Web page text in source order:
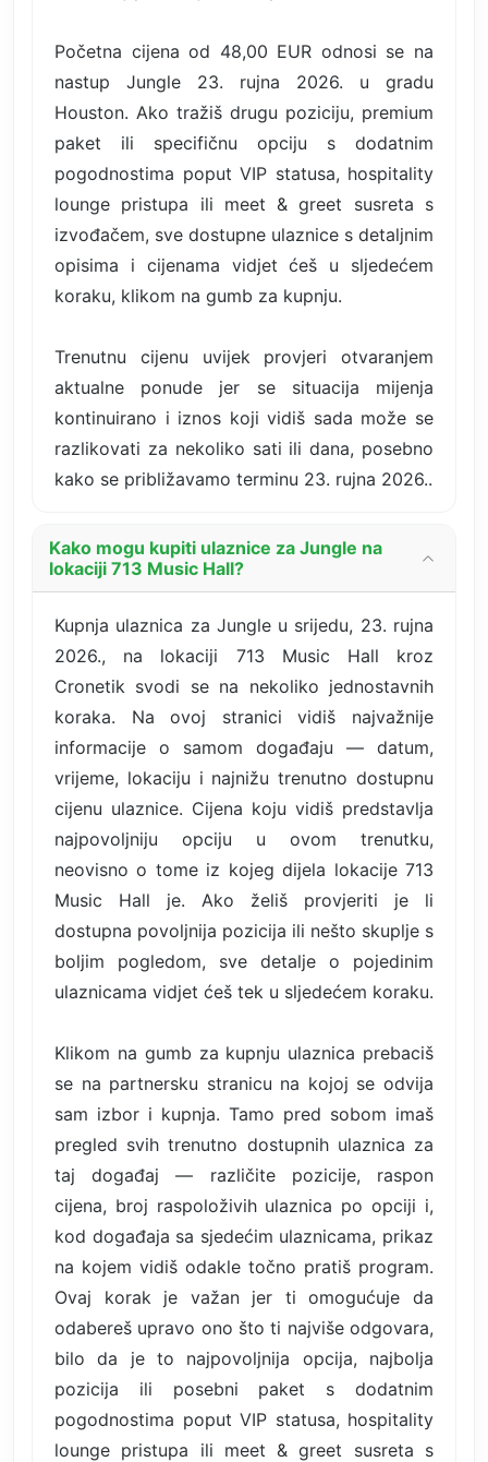
Početna cijena od 48,00 EUR odnosi se na
nastup Jungle 23. rujna 2026. u gradu
Houston. Ako tražiš drugu poziciju, premium
paket ili specifičnu opciju s dodatnim
pogodnostima poput VIP statusa, hospitality
lounge pristupa ili meet & greet susreta s
izvođačem, sve dostupne ulaznice s detaljnim
opisima i cijenama vidjet ćeš u sljedećem
koraku, klikom na gumb za kupnju.
Trenutnu cijenu uvijek provjeri otvaranjem
aktualne ponude jer se situacija mijenja
kontinuirano i iznos koji vidiš sada može se
razlikovati za nekoliko sati ili dana, posebno
kako se približavamo terminu 23. rujna 2026..
Kako mogu kupiti ulaznice za Jungle na
lokaciji 713 Music Hall?
Kupnja ulaznica za Jungle u srijedu, 23. rujna
2026., na lokaciji 713 Music Hall kroz
Cronetik svodi se na nekoliko jednostavnih
koraka. Na ovoj stranici vidiš najvažnije
informacije o samom događaju — datum,
vrijeme, lokaciju i najnižu trenutno dostupnu
cijenu ulaznice. Cijena koju vidiš predstavlja
najpovoljniju opciju u ovom trenutku,
neovisno o tome iz kojeg dijela lokacije 713
Music Hall je. Ako želiš provjeriti je li
dostupna povoljnija pozicija ili nešto skuplje s
boljim pogledom, sve detalje o pojedinim
ulaznicama vidjet ćeš tek u sljedećem koraku.
Klikom na gumb za kupnju ulaznica prebaciš
se na partnersku stranicu na kojoj se odvija
sam izbor i kupnja. Tamo pred sobom imaš
pregled svih trenutno dostupnih ulaznica za
taj događaj — različite pozicije, raspon
cijena, broj raspoloživih ulaznica po opciji i,
kod događaja sa sjedećim ulaznicama, prikaz
na kojem vidiš odakle točno pratiš program.
Ovaj korak je važan jer ti omogućuje da
odabereš upravo ono što ti najviše odgovara,
bilo da je to najpovoljnija opcija, najbolja
pozicija ili posebni paket s dodatnim
pogodnostima poput VIP statusa, hospitality
lounge pristupa ili meet & greet susreta s